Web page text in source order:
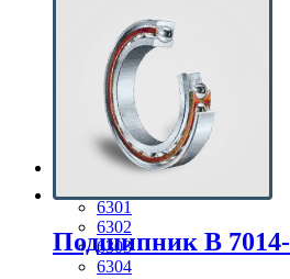
6204
6205
6206
6207
6208
6209
6210
Серия 63..
6301
6302
6303
6304
Подшипник B